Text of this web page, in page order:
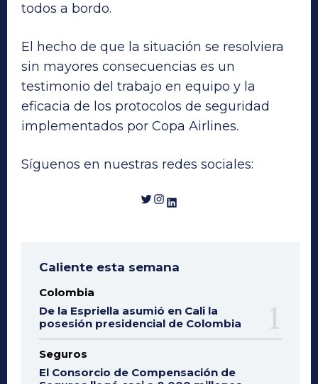
todos a bordo.
El hecho de que la situación se resolviera
sin mayores consecuencias es un
testimonio del trabajo en equipo y la
eficacia de los protocolos de seguridad
implementados por Copa Airlines.
Síguenos en nuestras redes sociales:
Twitter InstagramLinkedIn
Caliente esta semana
Colombia
De la Espriella asumió en Cali la
posesión presidencial de Colombia
Seguros
El Consorcio de Compensación de